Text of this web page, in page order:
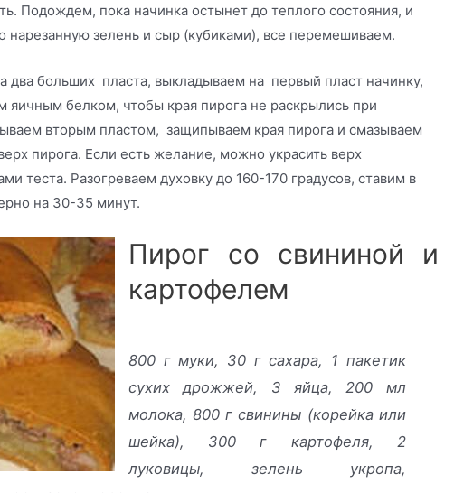
Подождем, пока начинка остынет до теплого состояния, и
нарезанную зелень и сыр (кубиками), все перемешиваем.
два больших пласта, выкладываем на первый пласт начинку,
яичным белком, чтобы края пирога не раскрылись при
вторым пластом, защипываем края пирога и смазываем
пирога. Если есть желание, можно украсить верх
теста. Разогреваем духовку до 160-170 градусов, ставим в
на 30-35 минут.
Пирог со свининой и
картофелем
800 г муки, 30 г сахара, 1 пакетик
сухих дрожжей, 3 яйца, 200 мл
молока, 800 г свинины (корейка или
шейка), 300 г картофеля, 2
луковицы, зелень укропа,